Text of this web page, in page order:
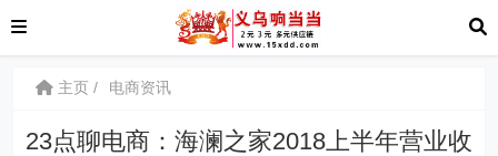
主页 电商资讯
23点聊电商：海澜之家2018上半年营业收